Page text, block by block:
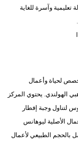
تعليمية وآسرة للغاية
لحياة وأعمال
الهولندي. يحتوي المركز
لتناول وجبة إفطار
الأصلية ليوهانس
36 نسخة طبق الأصل بالحجم الطبيعي لأعمال